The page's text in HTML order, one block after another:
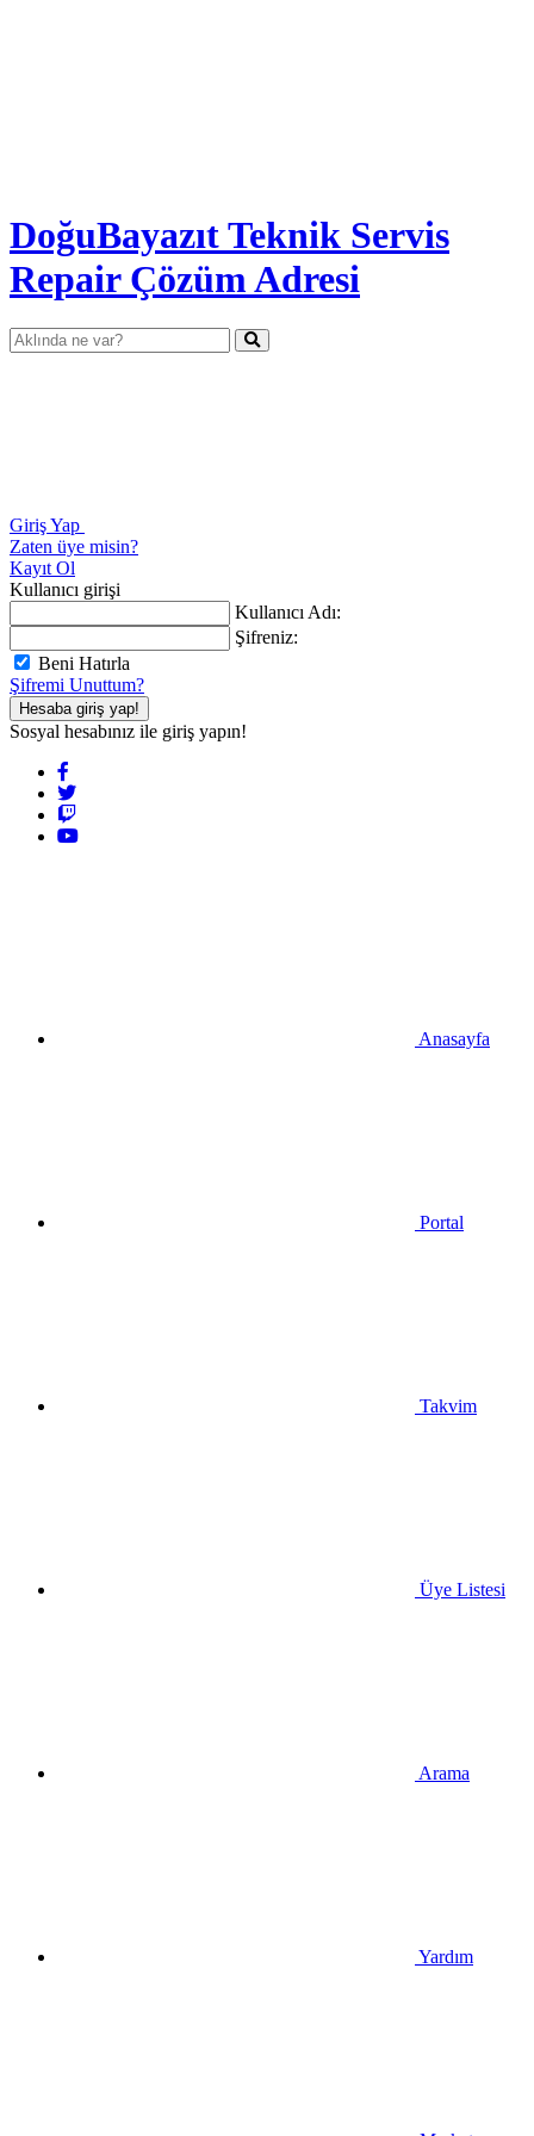
DoğuBayazıt Teknik Servis
Repair Çözüm Adresi
Giriş Yap
Zaten üye misin?
Kayıt Ol
Kullanıcı girişi
Kullanıcı Adı:
Şifreniz:
Beni Hatırla
Şifremi Unuttum?
Hesaba giriş yap!
Sosyal hesabınız ile giriş yapın!
Anasayfa
Portal
Takvim
Üye Listesi
Arama
Yardım